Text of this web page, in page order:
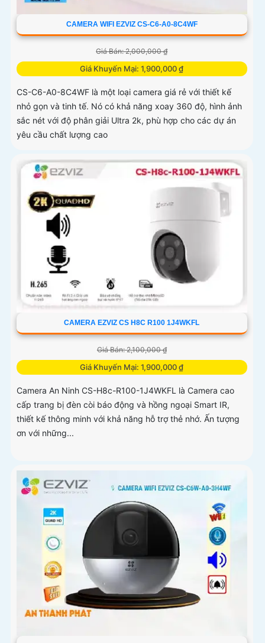
CAMERA WIFI EZVIZ CS-C6-A0-8C4WF
Giá Bán: 2,000,000 ₫
Giá Khuyến Mại: 1,900,000 ₫
CS-C6-A0-8C4WF là một loại camera giá rẻ với thiết kế
nhỏ gọn và tinh tế. Nó có khả năng xoay 360 độ, hình ảnh
sắc nét với độ phân giải Ultra 2k, phù hợp cho các dự án
yêu cầu chất lượng cao
CAMERA EZVIZ CS H8C R100 1J4WKFL
Giá Bán: 2,100,000 ₫
Giá Khuyến Mại: 1,900,000 ₫
Camera An Ninh CS-H8c-R100-1J4WKFL là Camera cao
cấp trang bị đèn còi báo động và hồng ngoại Smart IR,
thiết kế thông minh với khả năng hỗ trợ thẻ nhớ. Ấn tượng
ơn với những...